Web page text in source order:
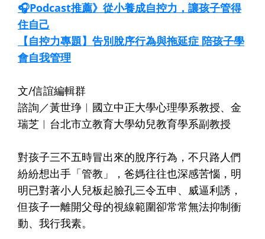
🎧Podcast推薦》從小養成自控力，讓孩子管得
住自己
【自控力專題】告別脫序行為與拖延症 陪孩子學
會自我管理
文/信誼編輯群
諮詢／黃世琤︱國立中正大學心理學系教授、金
瑞芝︱台北市立教育大學幼兒教育學系副教授
對孩子三不五時冒出來的脫序行為，不只路人們
紛紛想出手「管教」，爸媽往往也深感苦惱，明
明已對著小人兒板起臉孔三令五申、威逼利誘，
但孩子一離開父母的視線範圍卻常常無法抑制衝
動、我行我素。